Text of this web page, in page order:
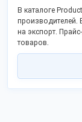
В каталоге
производителей.
на экспорт.
товаров.